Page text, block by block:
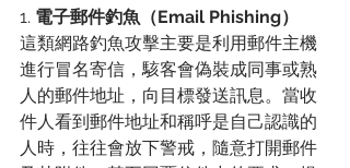
1. 電子郵件釣魚（Email Phishing）
這類網路釣魚攻擊主要是利用郵件主機
進行冒名寄信，駭客會偽裝成同事或熟
人的郵件地址，向目標發送訊息。當收
件人看到郵件地址和稱呼是自己認識的
人時，往往會放下警戒，隨意打開郵件